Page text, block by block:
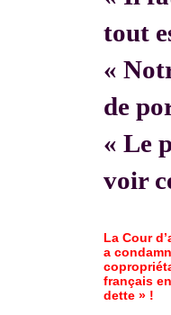
tout
«
de
« Le
voir
La Cour
a
français
dette » !